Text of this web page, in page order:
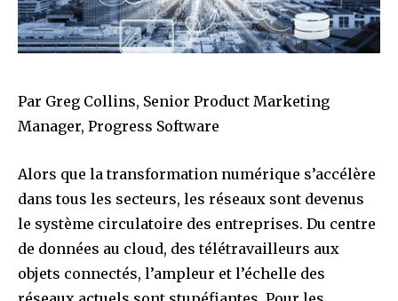
Par Greg Collins, Senior Product Marketing
Manager, Progress Software
Alors que la transformation numérique s’accélère
dans tous les secteurs, les réseaux sont devenus
le système circulatoire des entreprises. Du centre
de données au cloud, des télétravailleurs aux
objets connectés, l’ampleur et l’échelle des